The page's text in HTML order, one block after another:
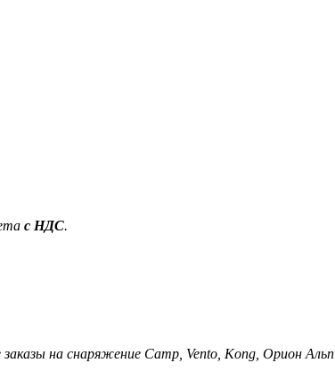
с НДС.
на снаряжение Camp, Vento, Kong, Орион Альп